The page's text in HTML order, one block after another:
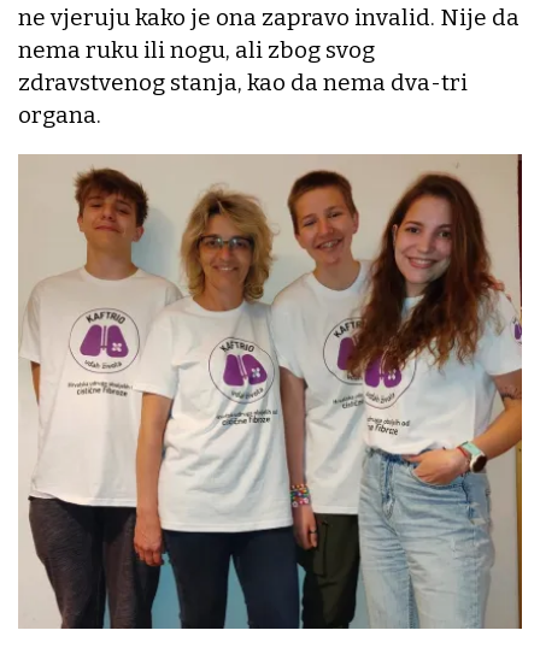
ne vjeruju kako je ona zapravo invalid. Nije da
nema ruku ili nogu, ali zbog svog
zdravstvenog stanja, kao da nema dva-tri
organa.